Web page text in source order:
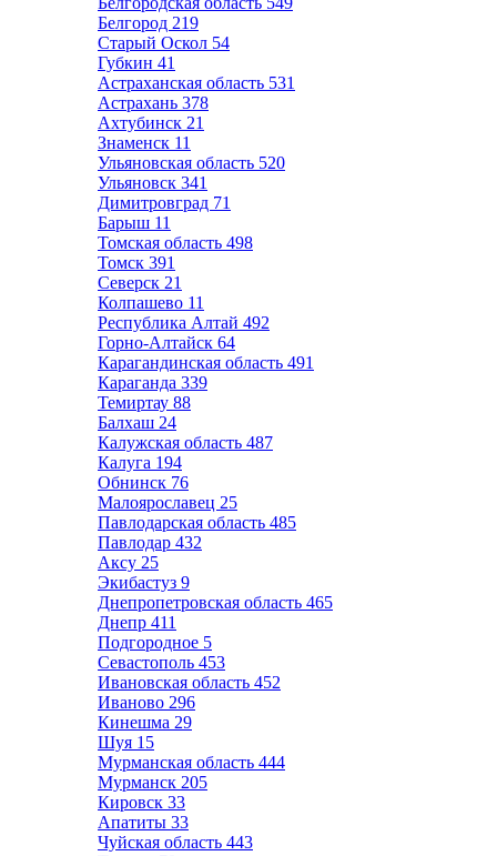
Белгород 219
Старый Оскол 54
Губкин 41
Астраханская область 531
Астрахань 378
Ахтубинск 21
Знаменск 11
Ульяновская область 520
Ульяновск 341
Димитровград 71
Барыш 11
Томская область 498
Томск 391
Северск 21
Колпашево 11
Республика Алтай 492
Горно-Алтайск 64
Карагандинская область 491
Караганда 339
Темиртау 88
Балхаш 24
Калужская область 487
Калуга 194
Обнинск 76
Малоярославец 25
Павлодарская область 485
Павлодар 432
Аксу 25
Экибастуз 9
Днепропетровская область 465
Днепр 411
Подгородное 5
Севастополь 453
Ивановская область 452
Иваново 296
Кинешма 29
Шуя 15
Мурманская область 444
Мурманск 205
Кировск 33
Апатиты 33
Чуйская область 443